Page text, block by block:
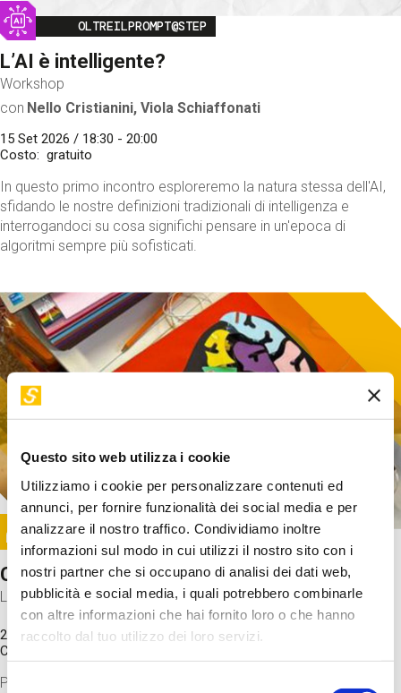
Questo sito web utilizza i cookie
Utilizziamo i cookie per personalizzare contenuti ed
annunci, per fornire funzionalità dei social media e per
analizzare il nostro traffico. Condividiamo inoltre
informazioni sul modo in cui utilizzi il nostro sito con i
nostri partner che si occupano di analisi dei dati web,
pubblicità e social media, i quali potrebbero combinarle
con altre informazioni che hai fornito loro o che hanno
raccolto dal tuo utilizzo dei loro servizi.
Selezione
Image
OLTREILPROMPT@STEP
L’AI è intelligente?
Workshop
con Nello Cristianini, Viola Schiaffonati
15 Set 2026 / 18:30 - 20:00
Costo
gratuito
In questo primo incontro esploreremo la natura stessa dell'AI,
sfidando le nostre definizioni tradizionali di intelligenza e
interrogandoci su cosa significhi pensare in un'epoca di
algoritmi sempre più sofisticati.
Image
SUNDAY@STEP
Come funziona il cervello?
Laboratorio
20 Set 2026 / 11:15 - 13:00
Costo
Proveremo a costruire un cervello in cartoncino cercando di